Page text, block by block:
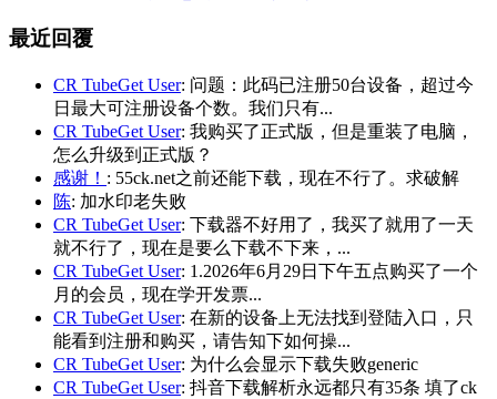
最近回覆
CR TubeGet User: 问题：此码已注册50台设备，超过今
日最大可注册设备个数。我们只有...
CR TubeGet User: 我购买了正式版，但是重装了电脑，
怎么升级到正式版？
感谢！ : 55ck.net之前还能下载，现在不行了。求破解
陈: 加水印老失败
CR TubeGet User: 下载器不好用了，我买了就用了一天
就不行了，现在是要么下载不下来，...
CR TubeGet User: 1.2026年6月29日下午五点购买了一个
月的会员，现在学开发票...
CR TubeGet User: 在新的设备上无法找到登陆入口，只
能看到注册和购买，请告知下如何操...
CR TubeGet User: 为什么会显示下载失败generic
CR TubeGet User: 抖音下载解析永远都只有35条 填了ck